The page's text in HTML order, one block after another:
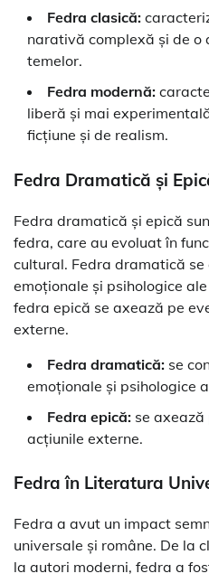
Fedra clasică:
narativă complexă și de o
temelor.
Fedra modernă:
liberă și mai
ficțiune și de realism.
Fedra Dramatică și
Fedra dramatică și epică
fedra, care au evoluat în
cultural. Fedra dramatică
emoționale și psihologice
fedra epică se axează pe
externe.
Fedra dramatică: se
emoționale și psihologice
Fedra epică: se axează
acțiunile externe.
Fedra în Literatura
Fedra a avut un impact
universale și române. De la
la autori moderni, fedra a